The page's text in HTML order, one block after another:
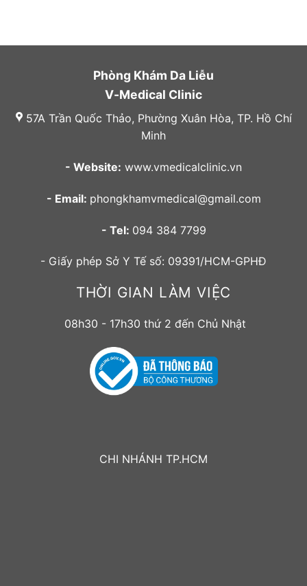
Phòng Khám Da Liễu
V-Medical Clinic
57A Trần Quốc Thảo, Phường Xuân Hòa, TP. Hồ Chí
Minh
- Website: www.vmedicalclinic.vn
- Email: phongkhamvmedical@gmail.com
- Tel: 094 384 7799
- Giấy phép Sở Y Tế số: 09391/HCM-GPHĐ
THỜI GIAN LÀM VIỆC
08h30 - 17h30 thứ 2 đến Chủ Nhật
CHI NHÁNH TP.HCM